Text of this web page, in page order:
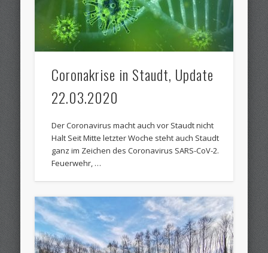
Coronakrise in Staudt, Update
22.03.2020
Der Coronavirus macht auch vor Staudt nicht
Halt Seit Mitte letzter Woche steht auch Staudt
ganz im Zeichen des Coronavirus SARS-CoV-2.
Feuerwehr, …